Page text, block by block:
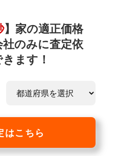
】家の適正価格
のみに査定依
ます！
はこちら